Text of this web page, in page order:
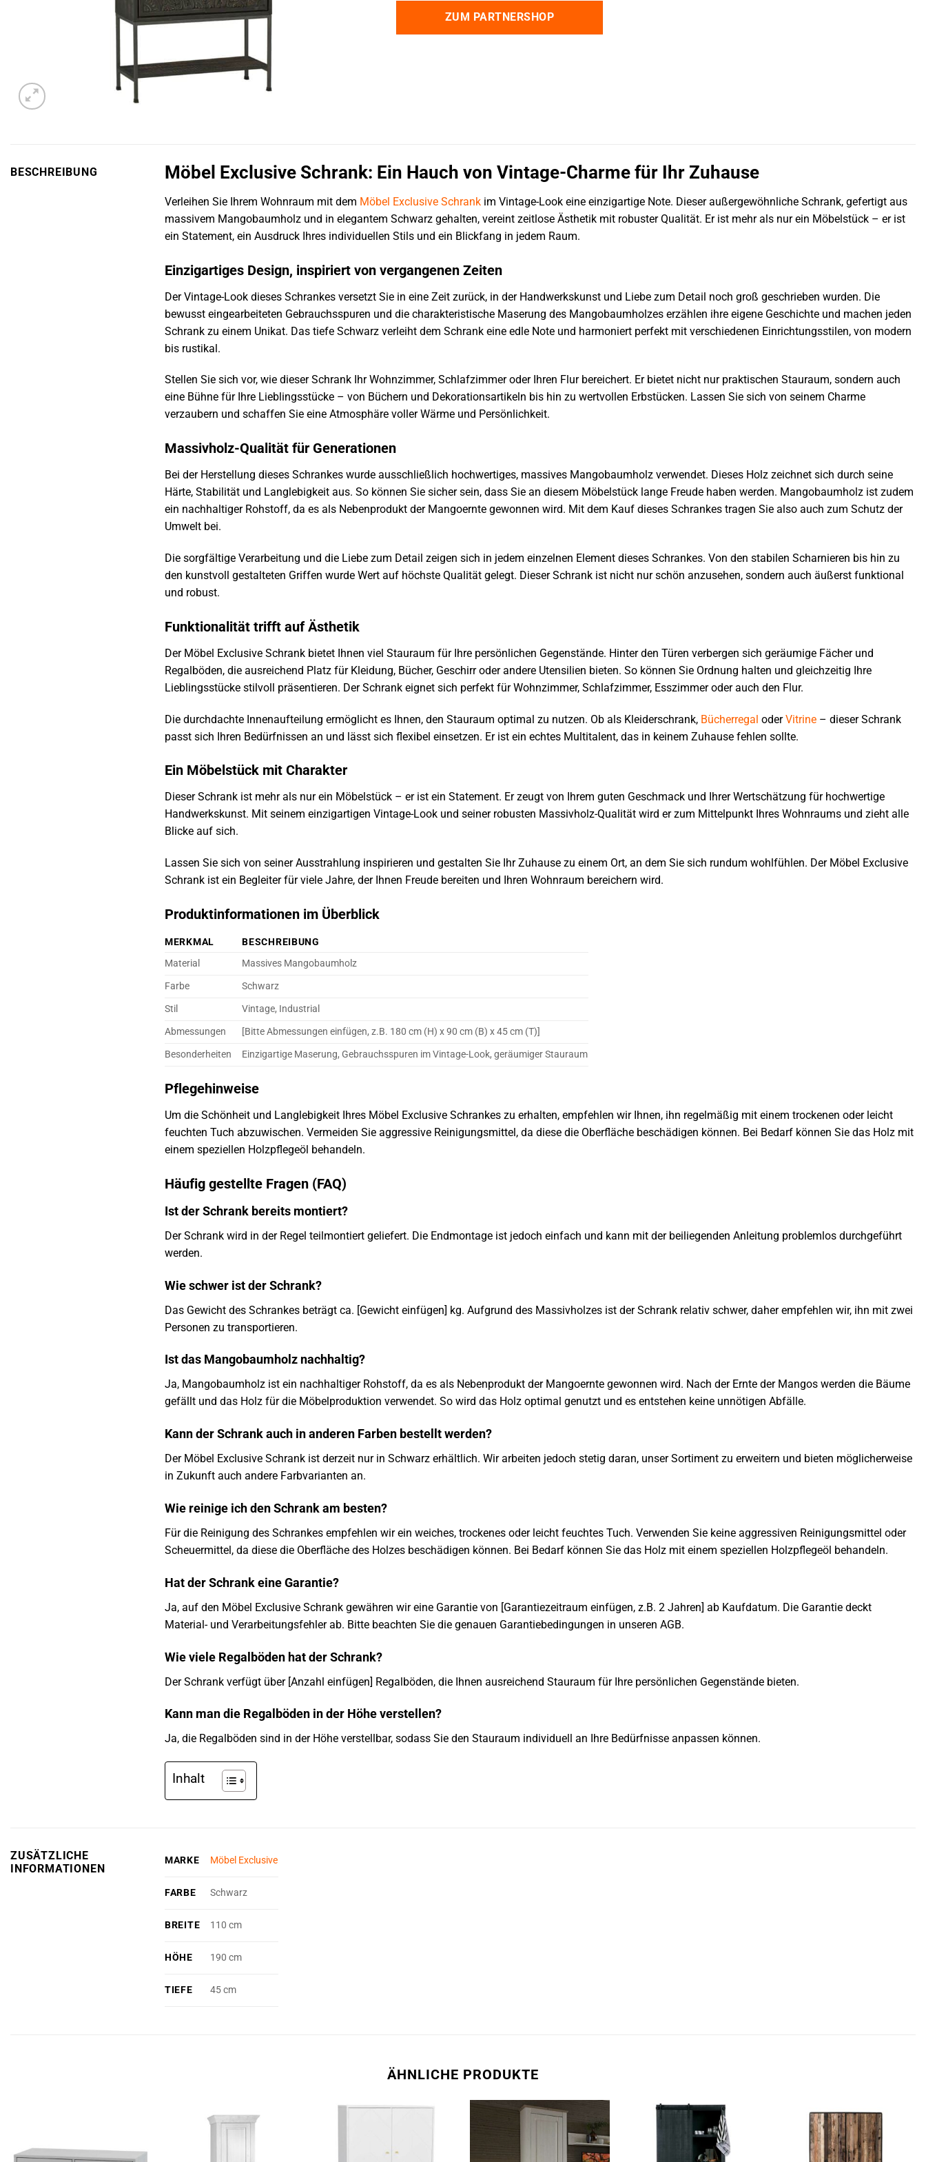
ZUM PARTNERSHOP
BESCHREIBUNG Möbel Exclusive Schrank: Ein Hauch von Vintage-Charme für Ihr Zuhause
Verleihen Sie Ihrem Wohnraum mit dem Möbel Exclusive Schrank im Vintage-Look eine einzigartige Note. Dieser außergewöhnliche Schrank, gefertigt aus
massivem Mangobaumholz und in elegantem Schwarz gehalten, vereint zeitlose Ästhetik mit robuster Qualität. Er ist mehr als nur ein Möbelstück – er ist
ein Statement, ein Ausdruck Ihres individuellen Stils und ein Blickfang in jedem Raum.
Einzigartiges Design, inspiriert von vergangenen Zeiten
Der Vintage-Look dieses Schrankes versetzt Sie in eine Zeit zurück, in der Handwerkskunst und Liebe zum Detail noch groß geschrieben wurden. Die
bewusst eingearbeiteten Gebrauchsspuren und die charakteristische Maserung des Mangobaumholzes erzählen ihre eigene Geschichte und machen jeden
Schrank zu einem Unikat. Das tiefe Schwarz verleiht dem Schrank eine edle Note und harmoniert perfekt mit verschiedenen Einrichtungsstilen, von modern
bis rustikal.
Stellen Sie sich vor, wie dieser Schrank Ihr Wohnzimmer, Schlafzimmer oder Ihren Flur bereichert. Er bietet nicht nur praktischen Stauraum, sondern auch
eine Bühne für Ihre Lieblingsstücke – von Büchern und Dekorationsartikeln bis hin zu wertvollen Erbstücken. Lassen Sie sich von seinem Charme
verzaubern und schaffen Sie eine Atmosphäre voller Wärme und Persönlichkeit.
Massivholz-Qualität für Generationen
Bei der Herstellung dieses Schrankes wurde ausschließlich hochwertiges, massives Mangobaumholz verwendet. Dieses Holz zeichnet sich durch seine
Härte, Stabilität und Langlebigkeit aus. So können Sie sicher sein, dass Sie an diesem Möbelstück lange Freude haben werden. Mangobaumholz ist zudem
ein nachhaltiger Rohstoff, da es als Nebenprodukt der Mangoernte gewonnen wird. Mit dem Kauf dieses Schrankes tragen Sie also auch zum Schutz der
Umwelt bei.
Die sorgfältige Verarbeitung und die Liebe zum Detail zeigen sich in jedem einzelnen Element dieses Schrankes. Von den stabilen Scharnieren bis hin zu
den kunstvoll gestalteten Griffen wurde Wert auf höchste Qualität gelegt. Dieser Schrank ist nicht nur schön anzusehen, sondern auch äußerst funktional
und robust.
Funktionalität trifft auf Ästhetik
Der Möbel Exclusive Schrank bietet Ihnen viel Stauraum für Ihre persönlichen Gegenstände. Hinter den Türen verbergen sich geräumige Fächer und
Regalböden, die ausreichend Platz für Kleidung, Bücher, Geschirr oder andere Utensilien bieten. So können Sie Ordnung halten und gleichzeitig Ihre
Lieblingsstücke stilvoll präsentieren. Der Schrank eignet sich perfekt für Wohnzimmer, Schlafzimmer, Esszimmer oder auch den Flur.
Die durchdachte Innenaufteilung ermöglicht es Ihnen, den Stauraum optimal zu nutzen. Ob als Kleiderschrank, Bücherregal oderVitrine – dieser Schrank
passt sich Ihren Bedürfnissen an und lässt sich flexibel einsetzen. Er ist ein echtes Multitalent, das in keinem Zuhause fehlen sollte.
Ein Möbelstück mit Charakter
Dieser Schrank ist mehr als nur ein Möbelstück – er ist ein Statement. Er zeugt von Ihrem guten Geschmack und Ihrer Wertschätzung für hochwertige
Handwerkskunst. Mit seinem einzigartigen Vintage-Look und seiner robusten Massivholz-Qualität wird er zum Mittelpunkt Ihres Wohnraums und zieht alle
Blicke auf sich.
Lassen Sie sich von seiner Ausstrahlung inspirieren und gestalten Sie Ihr Zuhause zu einem Ort, an dem Sie sich rundum wohlfühlen. Der Möbel Exclusive
Schrank ist ein Begleiter für viele Jahre, der Ihnen Freude bereiten und Ihren Wohnraum bereichern wird.
Produktinformationen im Überblick
MERKMAL
BESCHREIBUNG
Material
Massives Mangobaumholz
Farbe
Schwarz
Stil
Vintage, Industrial
Abmessungen
[Bitte Abmessungen einfügen, z.B. 180 cm (H) x 90 cm (B) x 45 cm (T)]
Besonderheiten
Einzigartige Maserung, Gebrauchsspuren im Vintage-Look, geräumiger Stauraum
Pflegehinweise
Um die Schönheit und Langlebigkeit Ihres Möbel Exclusive Schrankes zu erhalten, empfehlen wir Ihnen, ihn regelmäßig mit einem trockenen oder leicht
feuchten Tuch abzuwischen. Vermeiden Sie aggressive Reinigungsmittel, da diese die Oberfläche beschädigen können. Bei Bedarf können Sie das Holz mit
einem speziellen Holzpflegeöl behandeln.
Häufig gestellte Fragen (FAQ)
Ist der Schrank bereits montiert?
Der Schrank wird in der Regel teilmontiert geliefert. Die Endmontage ist jedoch einfach und kann mit der beiliegenden Anleitung problemlos durchgeführt
werden.
Wie schwer ist der Schrank?
Das Gewicht des Schrankes beträgt ca. [Gewicht einfügen] kg. Aufgrund des Massivholzes ist der Schrank relativ schwer, daher empfehlen wir, ihn mit zwei
Personen zu transportieren.
Ist das Mangobaumholz nachhaltig?
Ja, Mangobaumholz ist ein nachhaltiger Rohstoff, da es als Nebenprodukt der Mangoernte gewonnen wird. Nach der Ernte der Mangos werden die Bäume
gefällt und das Holz für die Möbelproduktion verwendet. So wird das Holz optimal genutzt und es entstehen keine unnötigen Abfälle.
Kann der Schrank auch in anderen Farben bestellt werden?
Der Möbel Exclusive Schrank ist derzeit nur in Schwarz erhältlich. Wir arbeiten jedoch stetig daran, unser Sortiment zu erweitern und bieten möglicherweise
in Zukunft auch andere Farbvarianten an.
Wie reinige ich den Schrank am besten?
Für die Reinigung des Schrankes empfehlen wir ein weiches, trockenes oder leicht feuchtes Tuch. Verwenden Sie keine aggressiven Reinigungsmittel oder
Scheuermittel, da diese die Oberfläche des Holzes beschädigen können. Bei Bedarf können Sie das Holz mit einem speziellen Holzpflegeöl behandeln.
Hat der Schrank eine Garantie?
Ja, auf den Möbel Exclusive Schrank gewähren wir eine Garantie von [Garantiezeitraum einfügen, z.B. 2 Jahren] ab Kaufdatum. Die Garantie deckt
Material- und Verarbeitungsfehler ab. Bitte beachten Sie die genauen Garantiebedingungen in unseren AGB.
Wie viele Regalböden hat der Schrank?
Der Schrank verfügt über [Anzahl einfügen] Regalböden, die Ihnen ausreichend Stauraum für Ihre persönlichen Gegenstände bieten.
Kann man die Regalböden in der Höhe verstellen?
Ja, die Regalböden sind in der Höhe verstellbar, sodass Sie den Stauraum individuell an Ihre Bedürfnisse anpassen können.
Inhalt
ZUSÄTZLICHE
INFORMATIONEN
MARKE Möbel Exclusive
FARBE Schwarz
BREITE 110 cm
HÖHE 190 cm
TIEFE 45 cm
ÄHNLICHE PRODUKTE